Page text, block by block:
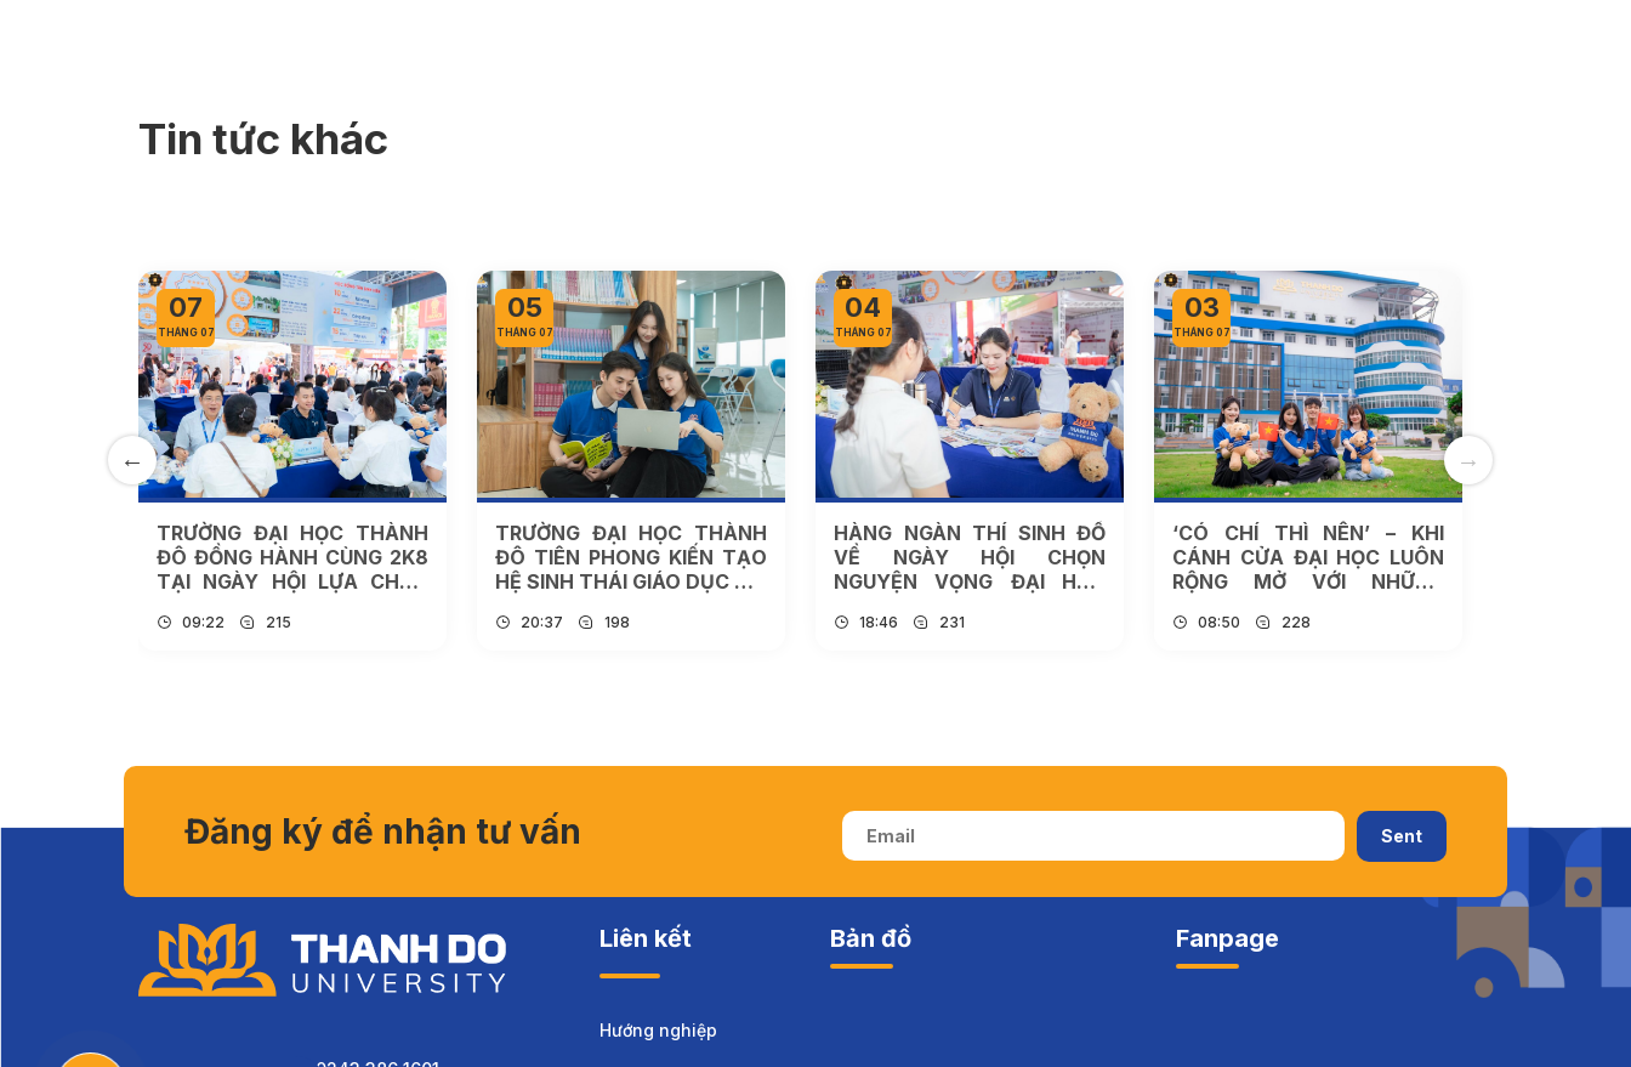
Tin tức khác
07
THÁNG 07
TRƯỜNG ĐẠI HỌC THÀNH
ĐÔ ĐỒNG HÀNH CÙNG 2K8
TẠI NGÀY HỘI LỰA CHỌN
09:22 215
05
THÁNG 07
TRƯỜNG ĐẠI HỌC THÀNH
ĐÔ TIÊN PHONG KIẾN TẠO
HỆ SINH THÁI GIÁO DỤC MỞ
20:37 198
04
THÁNG 07
HÀNG NGÀN THÍ SINH ĐỔ
VỀ NGÀY HỘI CHỌN
NGUYỆN VỌNG ĐẠI HỌC
18:46 231
03
THÁNG 07
‘CÓ CHÍ THÌ NÊN’ – KHI
CÁNH CỬA ĐẠI HỌC LUÔN
RỘNG MỞ VỚI NHỮNG
08:50 228
Liên kết
Hướng nghiệp
Bản đồ Fanpage
Đăng ký để nhận tư vấn